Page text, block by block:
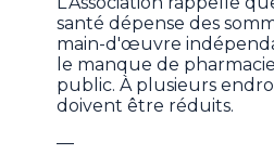
santé dépense des
main-d'œuvre
le manque de
public. À plusieurs
doivent être réduits.
—